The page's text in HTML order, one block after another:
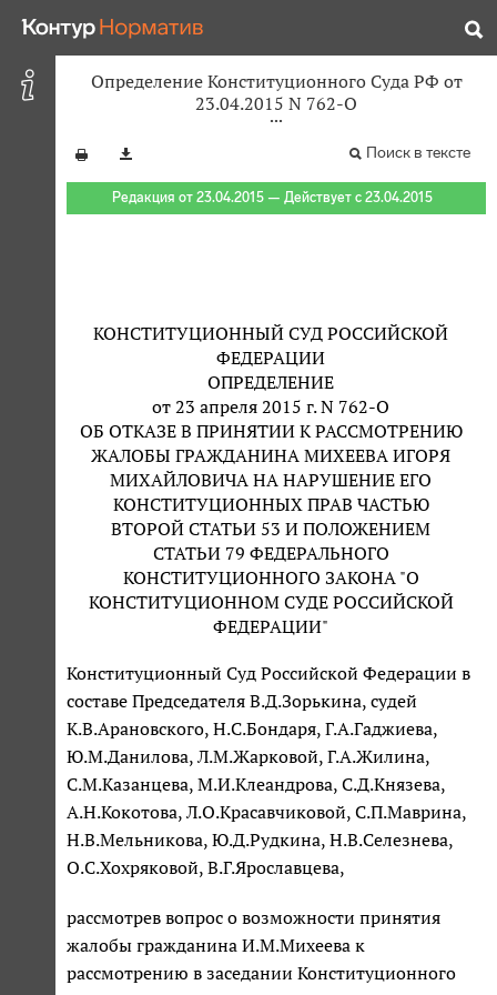
Определение Конституционного Суда РФ от
23.04.2015 N 762-О
Поиск в тексте
Редакция от 23.04.2015 — Действует с 23.04.2015
КОНСТИТУЦИОННЫЙ СУД РОССИЙСКОЙ
ФЕДЕРАЦИИ
ОПРЕДЕЛЕНИЕ
от 23 апреля 2015 г. N 762-О
ОБ ОТКАЗЕ В ПРИНЯТИИ К РАССМОТРЕНИЮ
ЖАЛОБЫ ГРАЖДАНИНА МИХЕЕВА ИГОРЯ
МИХАЙЛОВИЧА НА НАРУШЕНИЕ ЕГО
КОНСТИТУЦИОННЫХ ПРАВ ЧАСТЬЮ
ВТОРОЙ СТАТЬИ 53 И ПОЛОЖЕНИЕМ
СТАТЬИ 79 ФЕДЕРАЛЬНОГО
КОНСТИТУЦИОННОГО ЗАКОНА "О
КОНСТИТУЦИОННОМ СУДЕ РОССИЙСКОЙ
ФЕДЕРАЦИИ"
Конституционный Суд Российской Федерации в
составе Председателя В.Д.Зорькина, судей
К.В.Арановского, Н.С.Бондаря, Г.А.Гаджиева,
Ю.М.Данилова, Л.М.Жарковой, Г.А.Жилина,
С.М.Казанцева, М.И.Клеандрова, С.Д.Князева,
А.Н.Кокотова, Л.О.Красавчиковой, С.П.Маврина,
Н.В.Мельникова, Ю.Д.Рудкина, Н.В.Селезнева,
О.С.Хохряковой, В.Г.Ярославцева,
рассмотрев вопрос о возможности принятия
жалобы гражданина И.М.Михеева к
рассмотрению в заседании Конституционного